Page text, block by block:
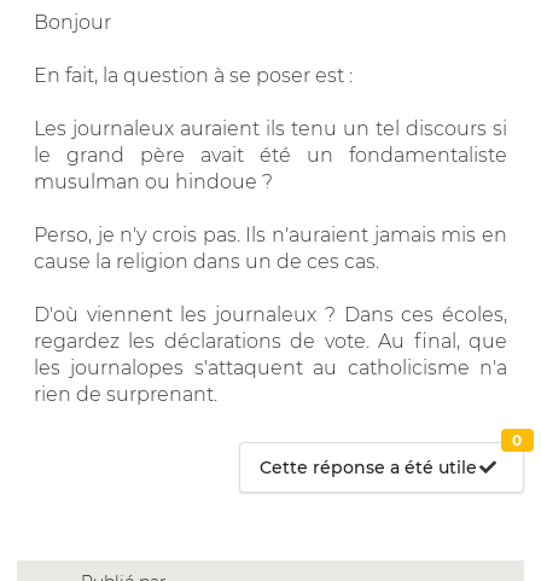
Bonjour
En fait, la question à se poser est :
Les journaleux auraient ils tenu un tel discours si
le grand père avait été un fondamentaliste
musulman ou hindoue ?
Perso, je n'y crois pas. Ils n'auraient jamais mis en
cause la religion dans un de ces cas.
D'où viennent les journaleux ? Dans ces écoles,
regardez les déclarations de vote. Au final, que
les journalopes s'attaquent au catholicisme n'a
rien de surprenant.
Cette réponse a été utile
0